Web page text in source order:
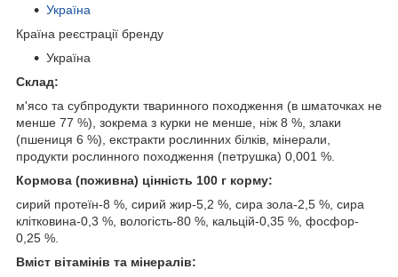
Україна
Країна реєстрації бренду
Україна
Склад:
м'ясо та субпродукти тваринного походження (в шматочках не
менше 77 %), зокрема з курки не менше, ніж 8 %, злаки
(пшениця 6 %), екстракти рослинних білків, мінерали,
продукти рослинного походження (петрушка) 0,001 %.
Кормова (поживна) цінність 100 г корму:
сирий протеїн-8 %, сирий жир-5,2 %, сира зола-2,5 %, сира
клітковина-0,3 %, вологість-80 %, кальцій-0,35 %, фосфор-
0,25 %.
Вміст вітамінів та мінералів: